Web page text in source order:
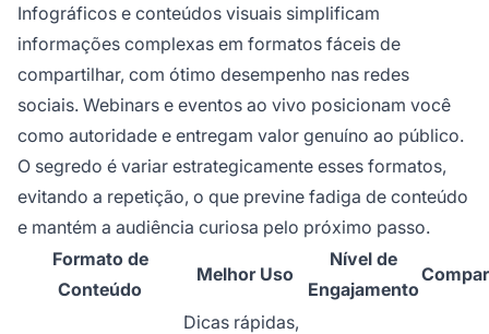
Infográficos e conteúdos visuais simplificam
informações complexas em formatos fáceis de
compartilhar, com ótimo desempenho nas redes
sociais. Webinars e eventos ao vivo posicionam você
como autoridade e entregam valor genuíno ao público.
O segredo é variar estrategicamente esses formatos,
evitando a repetição, o que previne fadiga de conteúdo
e mantém a audiência curiosa pelo próximo passo.
Formato de
Conteúdo
Melhor Uso
Nível de
Engajamento
Dicas rápidas,